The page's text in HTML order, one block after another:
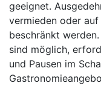
geeignet.
vermieden oder
beschränkt
sind möglich,
und Pausen im